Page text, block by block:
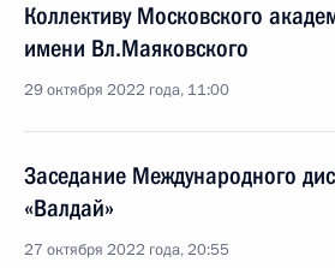
Коллективу Московского
имени Вл.Маяковского
29 октября 2022 года, 11:00
Заседание Международного
«Валдай»
27 октября 2022 года, 20:55